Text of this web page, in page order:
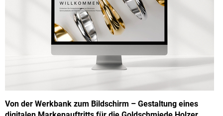
Von der Werkbank zum Bildschirm – Gestaltung eines